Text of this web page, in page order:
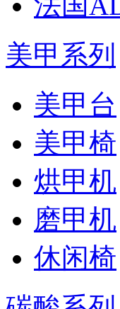
美甲系列
美甲台
美甲椅
烘甲机
磨甲机
休闲椅